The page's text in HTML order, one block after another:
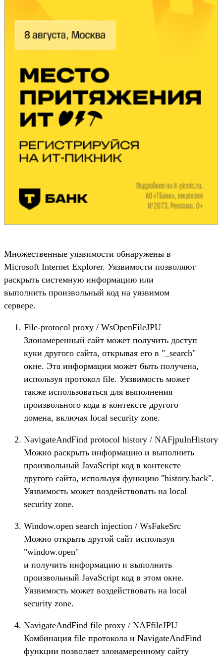
Множественные уязвимости обнаружены в
Microsoft Internet Explorer. Уязвимости позволяют
раскрыть системную информацию или
выполнить произвольный код на уязвимом
сервере.
File-protocol proxy / WsOpenFileJPU
Злонамеренный сайт может получить доступ
куки другого сайта, открывая его в "_search"
окне. Эта информация может быть получена,
используя протокол file. Уязвимость может
также использоваться для выполнения
произвольного кода в контексте другого
домена, включая local security zone.
NavigateAndFind protocol history / NAFjpuInHistory
Можно раскрыть информацию и выполнить
произвольный JavaScript код в контексте
другого сайта, используя функцию "history.back".
Уязвимость может воздействовать на local
security zone.
Window.open search injection / WsFakeSrc
Можно открыть другой сайт используя
"window.open"
и получить информацию и выполнить
произвольный JavaScript код в этом окне.
Уязвимость может воздействовать на local
security zone.
NavigateAndFind file proxy / NAFfileJPU
Комбинация file протокола и NavigateAndFind
функции позволяет злонамеренному сайту